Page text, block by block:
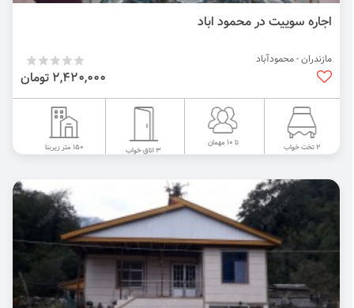
اجاره سوییت در محمود اباد
مازندران - محمودآباد
2,420,000 تومان
2 تخت خواب تا 10 مهمان
3 اتاق خواب 150 متر زیربنا